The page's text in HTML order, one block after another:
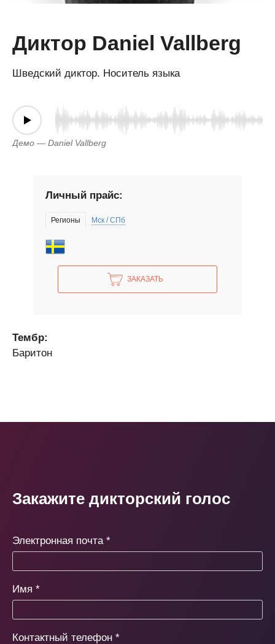
Диктор Daniel Vallberg
Шведский диктор. Носитель языка
Демо — Daniel Vallberg
Личный прайс:
Регионы Мск / СПб
ЗАКАЗАТЬ
Тембр:
Баритон
Закажите дикторский голос
Электронная почта *
Имя *
Контактный телефон *